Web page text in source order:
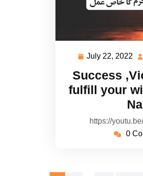
July 22, 2022
Success
fulfill your
https://
0